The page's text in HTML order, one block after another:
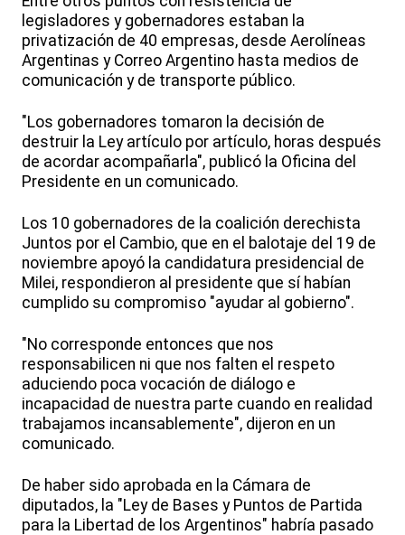
legisladores y gobernadores estaban la
privatización de 40 empresas, desde Aerolíneas
Argentinas y Correo Argentino hasta medios de
comunicación y de transporte público.
"Los gobernadores tomaron la decisión de
destruir la Ley artículo por artículo, horas después
de acordar acompañarla", publicó la Oficina del
Presidente en un comunicado.
Los 10 gobernadores de la coalición derechista
Juntos por el Cambio, que en el balotaje del 19 de
noviembre apoyó la candidatura presidencial de
Milei, respondieron al presidente que sí habían
cumplido su compromiso "ayudar al gobierno".
"No corresponde entonces que nos
responsabilicen ni que nos falten el respeto
aduciendo poca vocación de diálogo e
incapacidad de nuestra parte cuando en realidad
trabajamos incansablemente", dijeron en un
comunicado.
De haber sido aprobada en la Cámara de
diputados, la "Ley de Bases y Puntos de Partida
para la Libertad de los Argentinos" habría pasado